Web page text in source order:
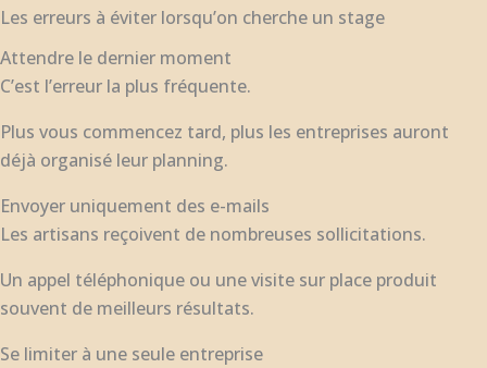
Les erreurs à éviter lorsqu’on cherche un stage
Attendre le dernier moment
C’est l’erreur la plus fréquente.
Plus vous commencez tard, plus les entreprises auront
déjà organisé leur planning.
Envoyer uniquement des e-mails
Les artisans reçoivent de nombreuses sollicitations.
Un appel téléphonique ou une visite sur place produit
souvent de meilleurs résultats.
Se limiter à une seule entreprise